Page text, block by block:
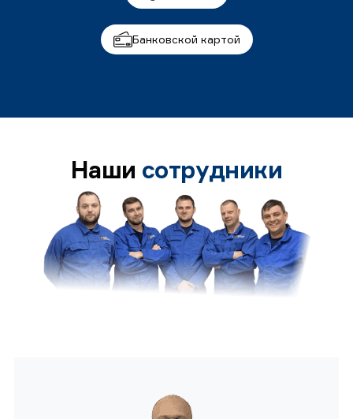
Банковской картой
Наши сотрудники